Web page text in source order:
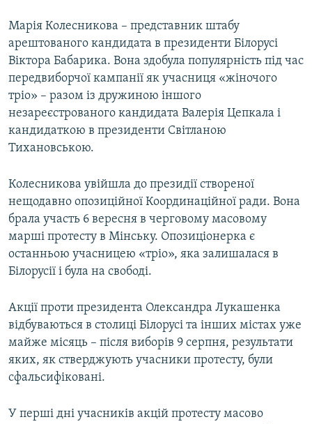
Марія Колесникова – представник штабу
арештованого кандидата в президенти Білорусі
Віктора Бабарика. Вона здобула популярність під час
передвиборчої кампанії як учасниця «жіночого
тріо» – разом із дружиною іншого
незареєстрованого кандидата Валерія Цепкала і
кандидаткою в президенти Світланою
Тихановською.
Колесникова увійшла до президії створеної
нещодавно опозиційної Координаційної ради. Вона
брала участь 6 вересня в черговому масовому
марші протесту в Мінську. Опозиціонерка є
останньою учасницею «тріо», яка залишалася в
Білорусії і була на свободі.
Акції проти президента Олександра Лукашенка
відбуваються в столиці Білорусі та інших містах уже
майже місяць – після виборів 9 серпня, результати
яких, як стверджують учасники протесту, були
сфальсифіковані.
У перші дні учасників акцій протесту масово